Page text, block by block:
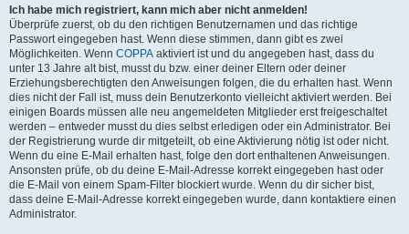
Ich habe mich registriert, kann mich aber nicht anmelden!
Überprüfe zuerst, ob du den richtigen Benutzernamen und das richtige
Passwort eingegeben hast. Wenn diese stimmen, dann gibt es zwei
Möglichkeiten. Wenn COPPA aktiviert ist und du angegeben hast, dass du
unter 13 Jahre alt bist, musst du bzw. einer deiner Eltern oder deiner
Erziehungsberechtigten den Anweisungen folgen, die du erhalten hast. Wenn
dies nicht der Fall ist, muss dein Benutzerkonto vielleicht aktiviert werden. Bei
einigen Boards müssen alle neu angemeldeten Mitglieder erst freigeschaltet
werden – entweder musst du dies selbst erledigen oder ein Administrator. Bei
der Registrierung wurde dir mitgeteilt, ob eine Aktivierung nötig ist oder nicht.
Wenn du eine E-Mail erhalten hast, folge den dort enthaltenen Anweisungen.
Ansonsten prüfe, ob du deine E-Mail-Adresse korrekt eingegeben hast oder
die E-Mail von einem Spam-Filter blockiert wurde. Wenn du dir sicher bist,
dass deine E-Mail-Adresse korrekt eingegeben wurde, dann kontaktiere einen
Administrator.